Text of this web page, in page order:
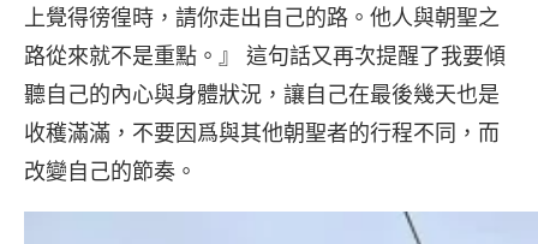
上覺得徬徨時，請你走出自己的路。他人與朝聖之
路從來就不是重點。』 這句話又再次提醒了我要傾
聽自己的內心與身體狀況，讓自己在最後幾天也是
收穫滿滿，不要因爲與其他朝聖者的行程不同，而
改變自己的節奏。